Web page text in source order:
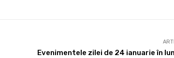
Evenimentele zilei de 24 ianuarie în